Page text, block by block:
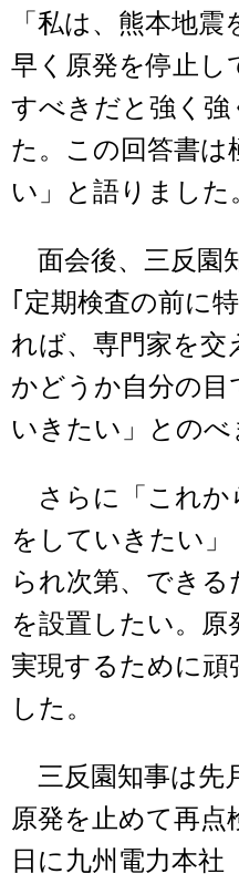
「私は、熊本地
早く原発を停止し
すべきだと強く強
た。この回答書は
い」と語りました
面会後、三反園
｢定期検査の前に
れば、専門家を交
かどうか自分の目
いきたい」とのべ
さらに「これか
をしていきたい
られ次第、でき
を設置したい。原
実現するために頑
した。
三反園知事は先
原発を止めて再点
日に九州電力本社